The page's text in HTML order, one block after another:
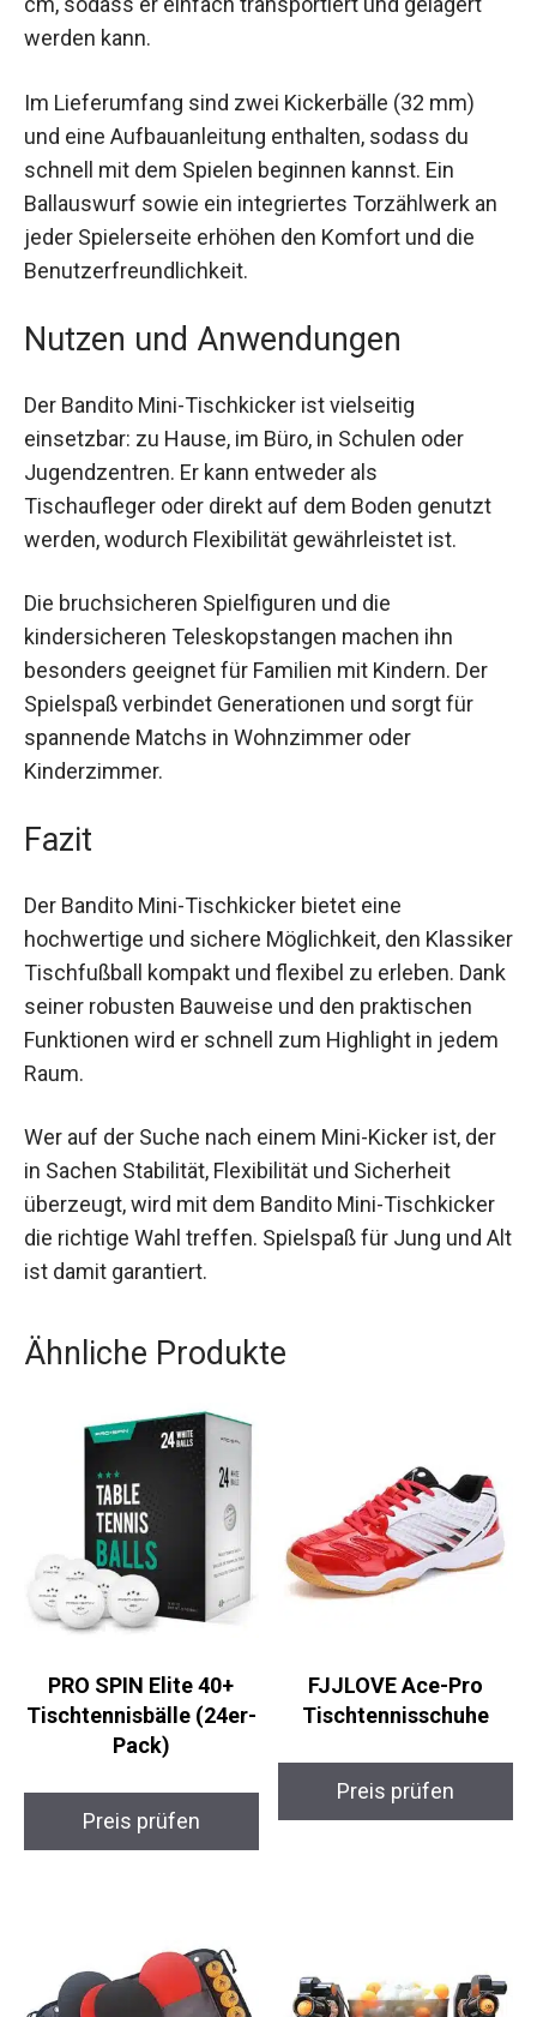
cm, sodass er einfach transportiert und gelagert
Im Lieferumfang sind zwei Kickerbälle (32 mm)
und eine Aufbauanleitung enthalten, sodass du
schnell mit dem Spielen beginnen kannst. Ein
Ballauswurf sowie ein integriertes Torzählwerk
an jeder Spielerseite erhöhen den Komfort und
Nutzen und Anwendungen
Der Bandito Mini-Tischkicker ist vielseitig
einsetzbar: zu Hause, im Büro, in Schulen oder
Jugendzentren. Er kann entweder als
Tischaufleger oder direkt auf dem Boden genutzt
Die bruchsicheren Spielfiguren und die
kindersicheren Teleskopstangen machen ihn
besonders geeignet für Familien mit Kindern. Der
Spielspaß verbindet Generationen und sorgt für
spannende Matchs in Wohnzimmer oder
Der Bandito Mini-Tischkicker bietet eine
hochwertige und sichere Möglichkeit, den
Klassiker Tischfußball kompakt und flexibel zu
erleben. Dank seiner robusten Bauweise und den
praktischen Funktionen wird er schnell zum
Wer auf der Suche nach einem Mini-Kicker ist,
der in Sachen Stabilität, Flexibilität und Sicherheit
überzeugt, wird mit dem Bandito Mini-Tischkicker
die richtige Wahl treffen. Spielspaß für Jung und
PRO SPIN Elite 40+
Tischtennisbälle
(24er-Pack)
Preis prüfen
FJJLOVE Ace-Pro
Tischtennisschuhe
Preis prüfen